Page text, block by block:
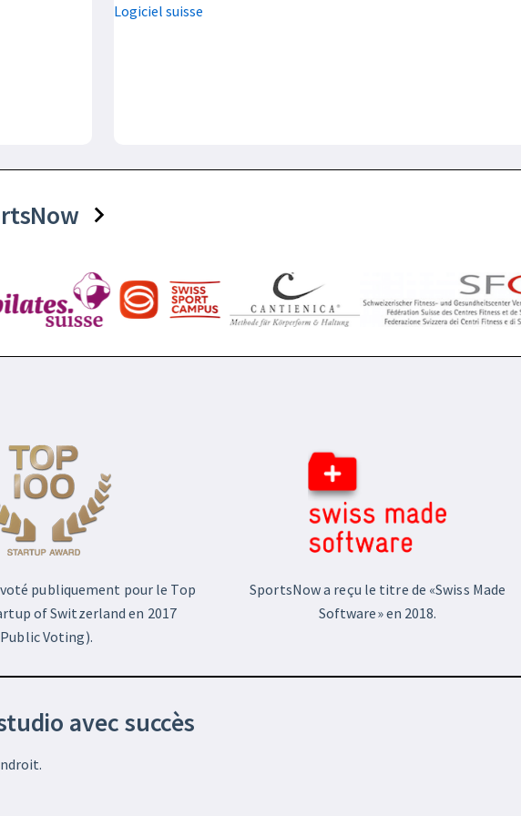
Logiciel suisse
publiquement pour le Top
of Switzerland en 2017
Voting).
SportsNow a reçu le titre de «Swiss Made
Software» en 2018.
avec succès